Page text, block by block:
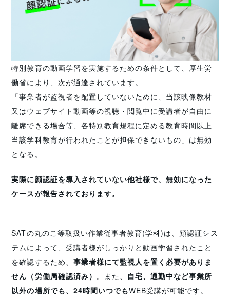
特別教育の動画学習を実施するための条件として、厚生労
働省により、次が通達されています。
「事業者が監視者を配置していないために、当該映像教材
又はウェブサイト動画等の視聴・閲覧中に受講者が自由に
離席できる場合等、各特別教育規程に定める教育時間以上
当該学科教育が行われたことが担保できないもの」は無効
となる。
実際に顔認証を導入されていない他社様で、無効になった
ケースが報告されております。
SATの丸のこ等取扱い作業従事者教育(学科)は、顔認証シス
テムによって、受講者様がしっかりと動画学習されたこと
を確認するため、 事業者様にて監視人を置く必要がありま
せん（労働局確認済み） 。また、 自宅、通勤中など事業所
以外の場所でも、24時間いつでもWEB受講が可能です。